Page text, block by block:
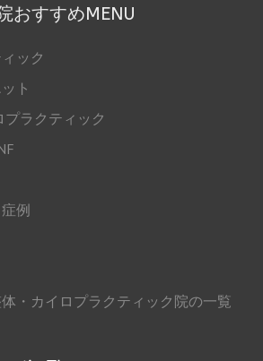
おすすめMENU
ック
ト
ラクティック
例
・カイロプラクティック院の一覧